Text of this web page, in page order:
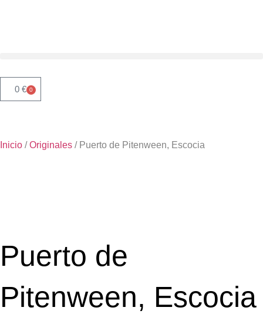
0 € 0
Inicio /Originales / Puerto de Pitenween, Escocia
Puerto de
Pitenween, Escocia